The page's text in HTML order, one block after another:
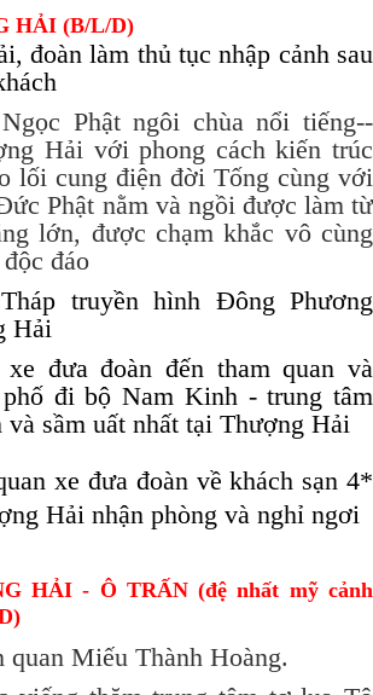
HẢI (B/L/D)
đoàn làm thủ tục nhập cảnh sau
--V
Phật ngôi chùa nổi tiếng
Hải với phong cách kiến trúc
lối cung điện đời Tống cùng với
Phật nằm và ngồi được làm từ
lớn, được chạm khắc vô cùng
đáo...
Tháp truyền hình Đông Phương
Hải
đưa đoàn đến tham quan và
đi bộ Nam Kinh - trung tâm
sầm uất nhất tại Thượng Hải.
xe đưa đoàn về khách sạn 4*
Hải nhận phòng và nghỉ ngơi
HẢI - Ô TRẤN (đệ nhất mỹ cảnh
quan Miếu Thành Hoàng.